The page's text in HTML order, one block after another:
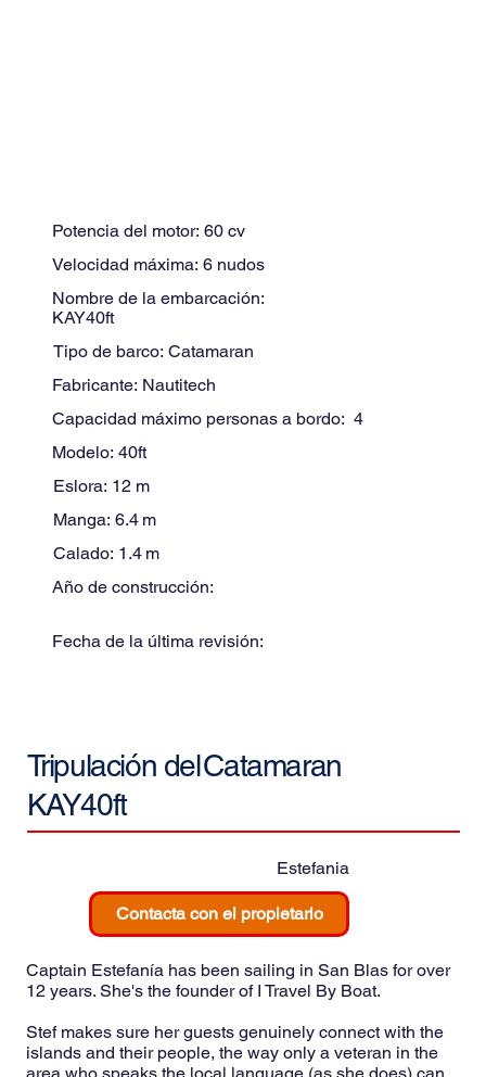
Potencia del motor:60 cv
Velocidad máxima:6 nudos
Nombre de la embarcación:
KAY40ft
Tipo de barco: Catamaran
Fabricante: Nautitech
Capacidad máximo personas a bordo:4
Modelo:40ft
Eslora: 12m
Manga: 6.4m
Calado: 1.4m
Año de construcción:
Fecha de la última revisión:
Tripulación delCatamaran
KAY40ft
Estefania
Contacta con el propietario
Captain Estefanía has been sailing in San Blas for over
12 years. She's the founder of I Travel By Boat.
Stef makes sure her guests genuinely connect with the
islands and their people, the way only a veteran in the
area who speaks the local language (as she does) can